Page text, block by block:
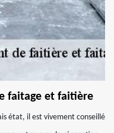
faitage et faitière
état, il est vivement conseillé